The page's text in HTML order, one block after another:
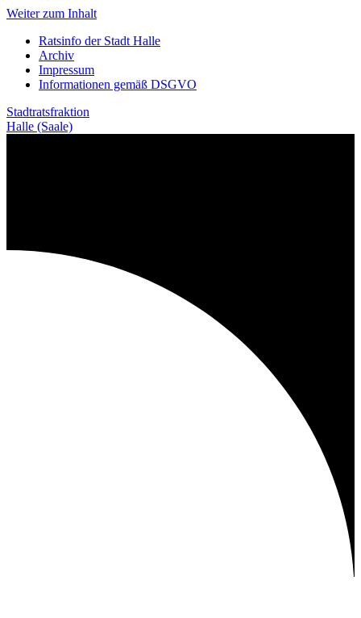
Weiter zum Inhalt
Ratsinfo der Stadt Halle
Archiv
Impressum
Informationen gemäß DSGVO
Stadtratsfraktion
Halle (Saale)